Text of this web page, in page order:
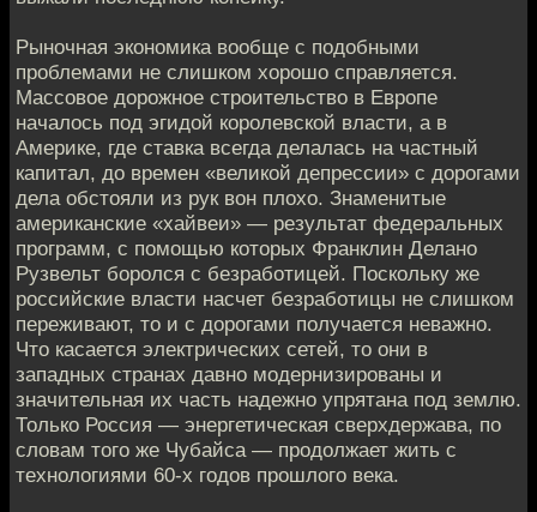
Рыночная экономика вообще с подобными
проблемами не слишком хорошо справляется.
Массовое дорожное строительство в Европе
началось под эгидой королевской власти, а в
Америке, где ставка всегда делалась на частный
капитал, до времен «великой депрессии» с дорогами
дела обстояли из рук вон плохо. Знаменитые
американские «хайвеи» — результат федеральных
программ, с помощью которых Франклин Делано
Рузвельт боролся с безработицей. Поскольку же
российские власти насчет безработицы не слишком
переживают, то и с дорогами получается неважно.
Что касается электрических сетей, то они в
западных странах давно модернизированы и
значительная их часть надежно упрятана под землю.
Только Россия — энергетическая сверхдержава, по
словам того же Чубайса — продолжает жить с
технологиями 60-х годов прошлого века.